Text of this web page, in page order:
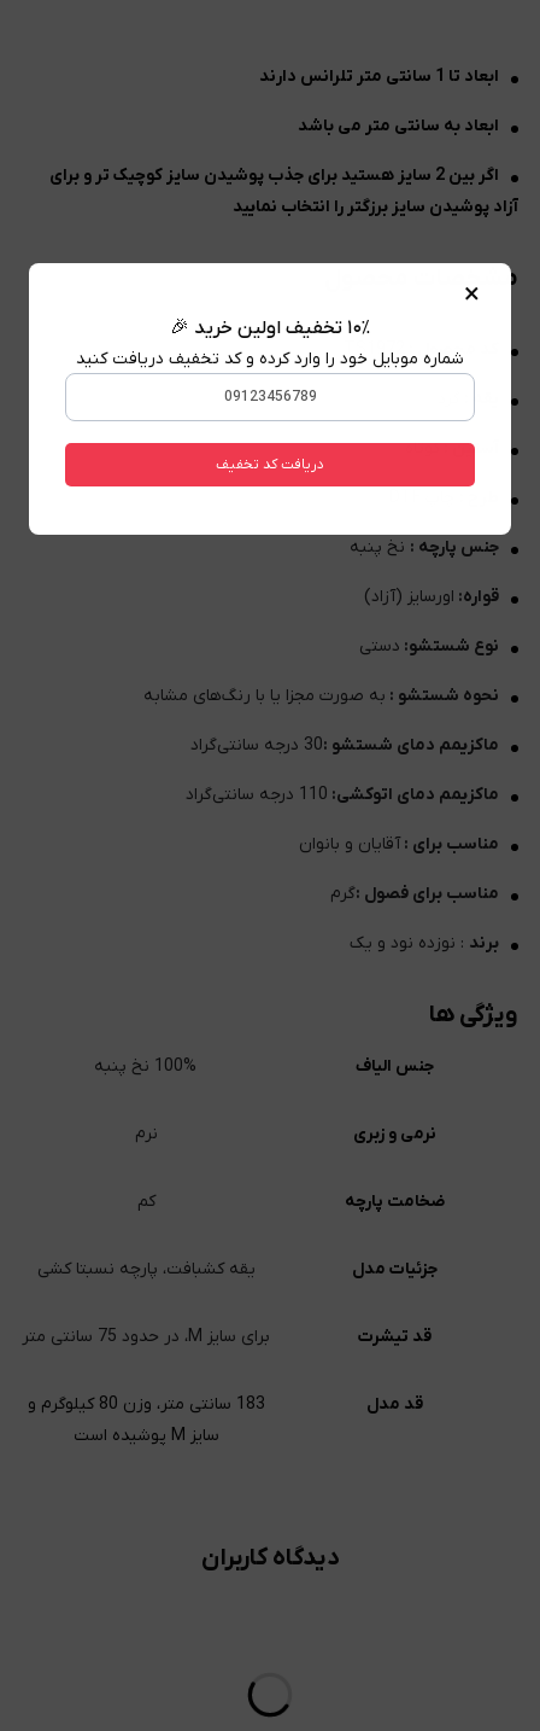
ابعاد تا 1 سانتی متر تلرانس دارند
ابعاد به سانتی متر می باشد
اگر بین 2 سایز هستید برای جذب پوشیدن سایز کوچیک تر و برای
آزاد پوشیدن سایز برزگتر را انتخاب نمایید
مشخصات محصول
کد محصول : TS1972
آستین :کوتاه
جنس پارچه : نخ پنبه
قواره: اورسایز (آزاد)
نوع شستشو: دستی
نحوه شستشو : به صورت مجزا یا با رنگ‌های مشابه
ماکزیمم دمای شستشو :30 درجه سانتی‌گراد
ماکزیمم دمای اتوکشی: 110 درجه سانتی‌گراد
مناسب برای :آقایان و بانوان
مناسب برای فصول :گرم
برند : نوزده نود و یک
ویژگی ها
جنس الیاف
نرمی و زبری نرم
ضخامت پارچه کم
جزئیات مدل یقه کشبافت، پارچه نسبتا کشی
قد تیشرت برای سایز M، در حدود 75 سانتی متر
قد مدل
183 سانتی متر، وزن 80 کیلوگرم و
سایز M پوشیده است
دیدگاه کاربران
×
۱۰٪ تخفیف اولین خرید 🎉
شماره موبایل خود را وارد کرده و کد تخفیف دریافت کنید
دریافت کد تخفیف